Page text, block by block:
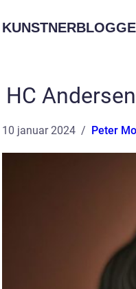
HC
10 januar 2024 Peter